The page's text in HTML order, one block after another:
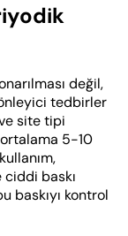
değil,
tedbirler
site tipi
5-10
baskı
baskıyı kontrol